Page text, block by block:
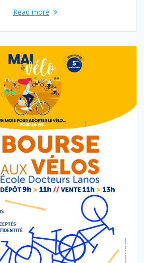
Read more